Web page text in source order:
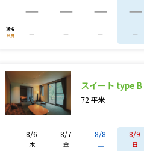
通常
会員
―
―
―
―
―
―
―
―
―
―
―
―
スイート type
72 平米
8/6
木
8/7
金
8/8
土
8/9
日